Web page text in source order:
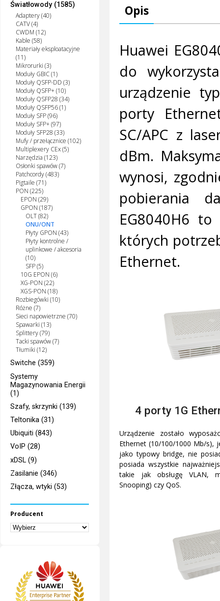
Światłowody (1585)
Adaptery (40)
CATV (4)
CWDM (12)
Kable (58)
Materiały eksploatacyjne
(11)
Mikrorurki (3)
Moduły GBIC (1)
Moduły QSFP-DD (3)
Moduły QSFP+ (10)
Moduły QSFP28 (34)
Moduły QSFP56 (1)
Moduły SFP (96)
Moduły SFP+ (97)
Moduły SFP28 (33)
Mufy / przełącznice (102)
Multiplexery CEx (5)
Narzędzia (123)
Osłonki spawów (7)
Patchcordy (483)
Pigtaile (71)
PON (225)
EPON (29)
GPON (187)
OLT (82)
ONU/ONT
Płyty GPON (43)
Płyty kontrolne /
uplinkowe / akcesoria
(10)
SFP (5)
10G EPON (6)
XG-PON (22)
XGS-PON (18)
Rozbiegówki (10)
Różne (7)
Sieci napowietrzne (70)
Spawarki (13)
Splittery (79)
Tacki spawów (7)
Tłumiki (12)
Switche (359)
Systemy
Magazynowania Energii
(1)
Szafy, skrzynki (139)
Teltonika (31)
Ubiquiti (843)
VoIP (28)
xDSL (9)
Zasilanie (346)
Złącza, wtyki (53)
Producent
Opis
Huawei
do
urządzenie
porty
SC/APC z
dBm.
wynosi,
pobierania
EG8040H6 to
których
Ethernet.
4 porty 1G
Urządzenie zostało
Ethernet (10/100/1000 Mb/s),
jako typowy bridge, nie
posiada wszystkie
takie jak obsługę VLAN,
Snooping) czy QoS.